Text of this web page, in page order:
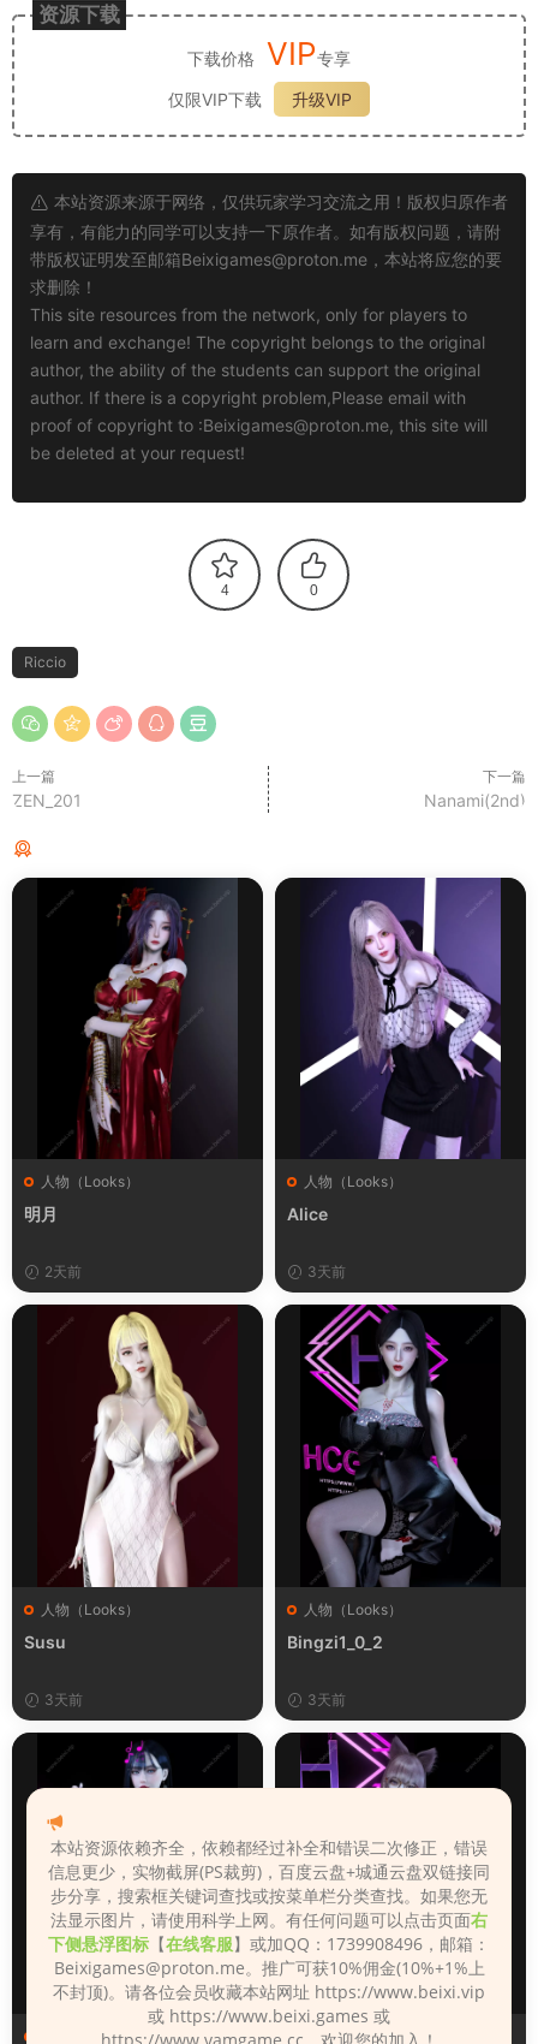
资源下载
下载价格 VIP专享
仅限VIP下载
升级VIP
本站资源来源于网络，仅供玩家学习交流之用！版权归原作者
享有，有能力的同学可以支持一下原作者。如有版权问题，请附
带版权证明发至邮箱Beixigames@proton.me ，本站将应您的要
求删除！
This site resources from the network, only for players to
learn and exchange! The copyright belongs to the original
author, the ability of the students can support the original
author. If there is a copyright problem,Please email with
proof of copyright to :Beixigames@proton.me, this site will
be deleted at your request!
4 0
Riccio
上一篇
ZEN_201
下一篇
Nanami(2nd)
人物（Looks）
明月
2天前
人物（Looks）
Alice
3天前
人物（Looks）
Susu
3天前
人物（Looks）
Bingzi1_0_2
3天前
人物（Looks） 人物（Looks）
本站资源依赖齐全，依赖都经过补全和错误二次修正，错误
信息更少，实物截屏(PS裁剪)，百度云盘+城通云盘双链接同
步分享，搜索框关键词查找或按菜单栏分类查找。如果您无
法显示图片，请使用科学上网。有任何问题可以点击页面右
下侧悬浮图标 【在线客服】或加QQ：1739908496，邮箱：
Beixigames@proton.me。推广可获10%佣金(10%+1%上
不封顶)。请各位会员收藏本站网址 https://www.beixi.vip
或 https://www.beixi.games 或